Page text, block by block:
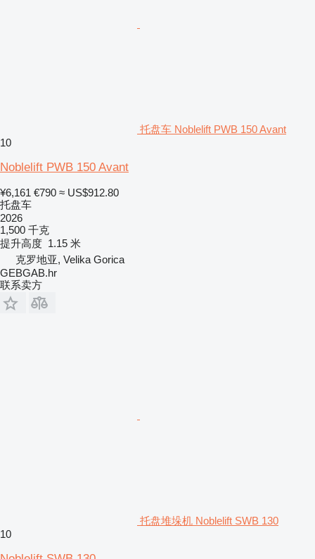
托盘车 Noblelift PWB 150 Avant
10
Noblelift PWB 150 Avant
¥6,161 €790 ≈ US$912.80
托盘车
2026
1,500 千克
提升高度 1.15 米
克罗地亚, Velika Gorica
GEBGAB.hr
联系卖方
托盘堆垛机 Noblelift SWB 130
10